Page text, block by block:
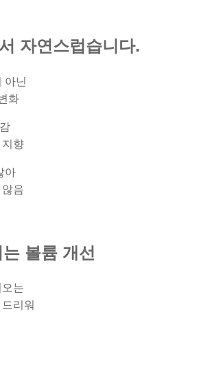
자연스럽습니다.
닌
화
지향
아
음
볼륨 개선
는
리워